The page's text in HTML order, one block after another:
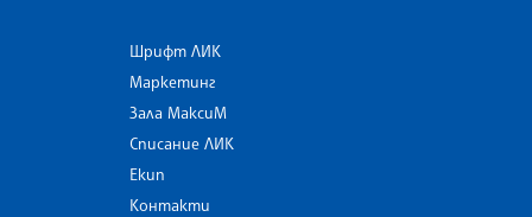
Шрифт ЛИК
Маркетинг
Зала МаксиМ
Списание ЛИК
Екип
Контакти